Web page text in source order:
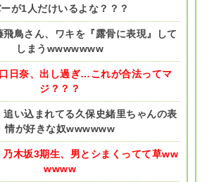
が1人だけいるよな？？？
飛鳥さん、ワキを『露骨に表現』して
しまうwwwwwww
口日奈、出し過ぎ…これが合法ってマ
ジ？？？
追い込まれてる久保史緒里ちゃんの表
情が好きな奴wwwwww
乃木坂3期生、男とシまくってて草ww
wwww